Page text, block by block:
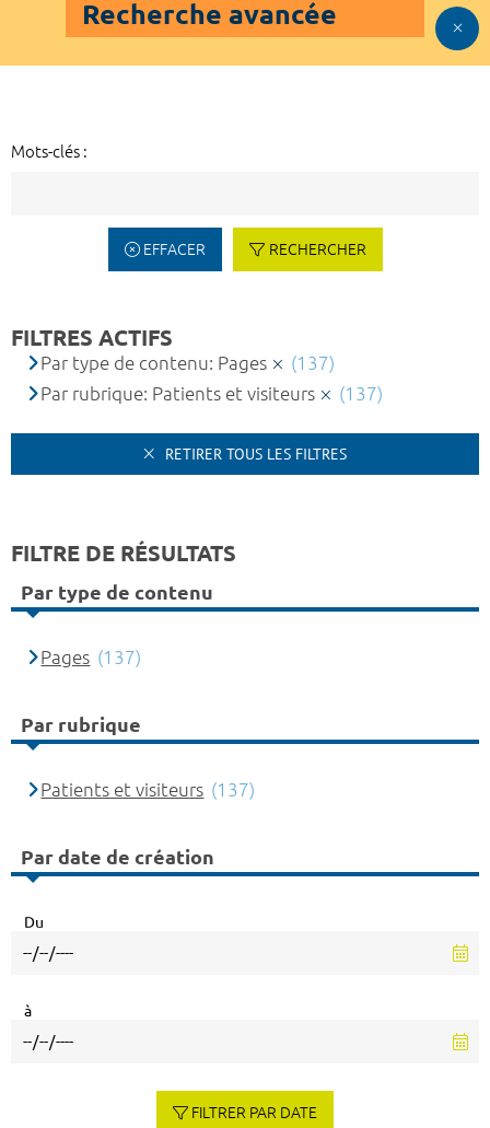
Recherche avancée
Mots-clés :
EFFACER RECHERCHER
FILTRES ACTIFS
Par type de contenu: Pages
(137)
Par rubrique: Patients et visiteurs
(137)
RETIRER TOUS LES FILTRES
FILTRE DE RÉSULTATS
Par type de contenu
Pages (137)
Par rubrique
Patients et visiteurs (137)
Par date de création
Du
à
FILTRER PAR DATE